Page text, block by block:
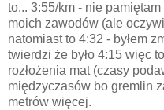
to... 3:55/km - nie
moich zawodów (ale
natomiast to 4:32 - byłem
twierdzi że było 4:15 więc
rozłożenia mat (czasy
międzyczasów bo gremlin
metrów więcej.